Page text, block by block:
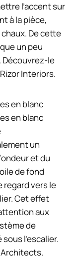
l’accent sur
à la pièce,
De cette
un peu
Découvrez-le
Interiors.
un
et du
de fond
regard vers le
Cet effet
aux
de
l’escalier.